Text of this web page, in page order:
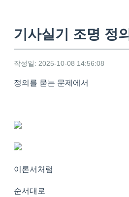
기사실기 조명 정의
작성일: 2025-10-08 14:56:08
정의를 묻는 문제에서
이론서처럼
순서대로